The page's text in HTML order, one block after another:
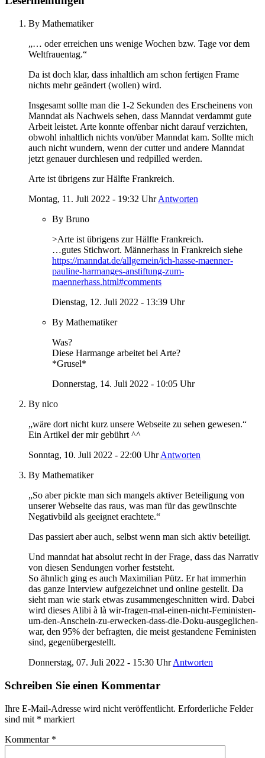
By Mathematiker
„… oder erreichen uns wenige Wochen bzw. Tage vor dem
Weltfrauentag.“
Da ist doch klar, dass inhaltlich am schon fertigen Frame
nichts mehr geändert (wollen) wird.
Insgesamt sollte man die 1-2 Sekunden des Erscheinens von
Manndat als Nachweis sehen, dass Manndat verdammt gute
Arbeit leistet. Arte konnte offenbar nicht darauf verzichten,
obwohl inhaltlich nichts von/über Manndat kam. Sollte mich
auch nicht wundern, wenn der cutter und andere Manndat
jetzt genauer durchlesen und redpilled werden.
Arte ist übrigens zur Hälfte Frankreich.
Montag, 11. Juli 2022 - 19:32 Uhr Antworten
By Bruno
>Arte ist übrigens zur Hälfte Frankreich.
…gutes Stichwort. Männerhass in Frankreich siehe
https://manndat.de/allgemein/ich-hasse-maenner-
pauline-harmanges-anstiftung-zum-
maennerhass.html#comments
Dienstag, 12. Juli 2022 - 13:39 Uhr
By Mathematiker
Was?
Diese Harmange arbeitet bei Arte?
*Grusel*
Donnerstag, 14. Juli 2022 - 10:05 Uhr
By nico
„wäre dort nicht kurz unsere Webseite zu sehen gewesen.“
Ein Artikel der mir gebührt ^^
Sonntag, 10. Juli 2022 - 22:00 Uhr Antworten
By Mathematiker
„So aber pickte man sich mangels aktiver Beteiligung von
unserer Webseite das raus, was man für das gewünschte
Negativbild als geeignet erachtete.“
Das passiert aber auch, selbst wenn man sich aktiv beteiligt.
Und manndat hat absolut recht in der Frage, dass das Narrativ
von diesen Sendungen vorher feststeht.
So ähnlich ging es auch Maximilian Pütz. Er hat immerhin
das ganze Interview aufgezeichnet und online gestellt. Da
sieht man wie stark etwas zusammengeschnitten wird. Dabei
wird dieses Alibi à là wir-fragen-mal-einen-nicht-Feministen-
um-den-Anschein-zu-erwecken-dass-die-Doku-ausgeglichen-
war, den 95% der befragten, die meist gestandene Feministen
sind, gegenübergestellt.
Donnerstag, 07. Juli 2022 - 15:30 Uhr Antworten
Schreiben Sie einen Kommentar
Ihre E-Mail-Adresse wird nicht veröffentlicht. Erforderliche Felder
sind mit * markiert
Kommentar *